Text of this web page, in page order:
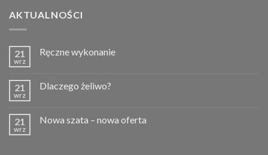
AKTUALNOŚCI
21
wrz
Ręczne wykonanie
21
wrz
Dlaczego żeliwo?
21
wrz
Nowa szata – nowa oferta